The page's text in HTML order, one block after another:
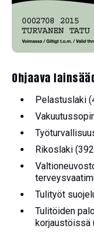
Ohjaava
Pelastuslaki
Rikoslaki
Tulityöt
Tulitöiden
korjaustöissä